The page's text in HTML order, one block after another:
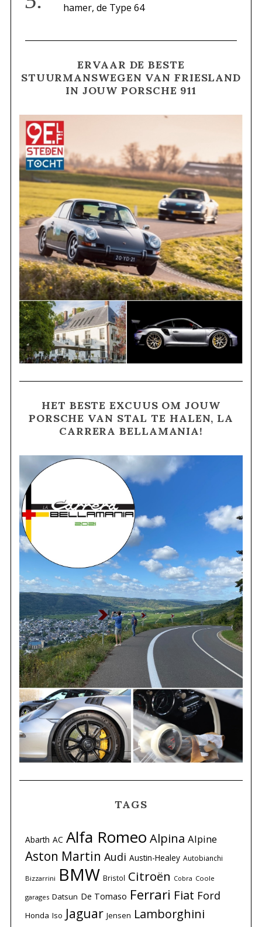
hamer, de Type 64
ERVAAR DE BESTE
STUURMANSWEGEN VAN FRIESLAND
IN JOUW PORSCHE 911
HET BESTE EXCUUS OM JOUW
PORSCHE VAN STAL TE HALEN, LA
CARRERA BELLAMANIA!
TAGS
Abarth AC Alfa Romeo Alpina Alpine
Aston Martin Audi Austin-Healey Autobianchi
Bizzarrini BMW Bristol Citroën Cobra Coole
garages Datsun De Tomaso Ferrari Fiat Ford
Honda Iso Jaguar Jensen Lamborghini